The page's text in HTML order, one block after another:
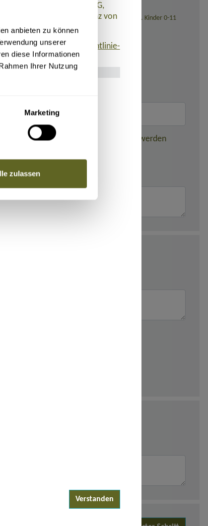
anbieten zu können
unserer
diese Informationen
Ihrer Nutzung
Marketing
zulassen
(bei Reisedatum ab November 2026: 139,- Euro). Kinder 0-11
gebuchten Reise weitergegeben werden
Versicherung AG,
aufgrund der Insolvenz von
ist:www.umsetzung-richtlinie-
Verstanden